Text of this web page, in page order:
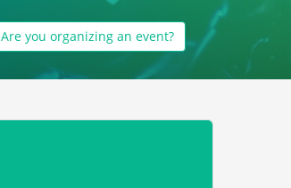
Are you organizing an event?